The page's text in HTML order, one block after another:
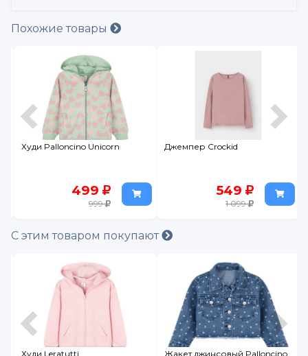
Похожие товары
Худи Palloncino Unicorn
499
999
Джемпер Crockid
549
1 099
С этим товаром покупают
Худи Leratutti Жакет джинсовый Palloncino